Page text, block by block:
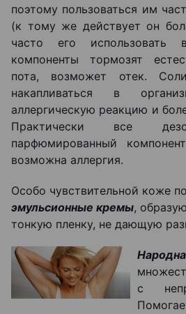
поэтому пользоваться им
(к тому же действует он
часто его использовать
компоненты тормозят
пота, возможет отек.
накапливаться в
аллергическую реакцию и
Практически все
парфюмированный
возможна аллергия.
Особо чувствительной коже
эмульсионные кремы,
тонкую пленку, не дающую
с